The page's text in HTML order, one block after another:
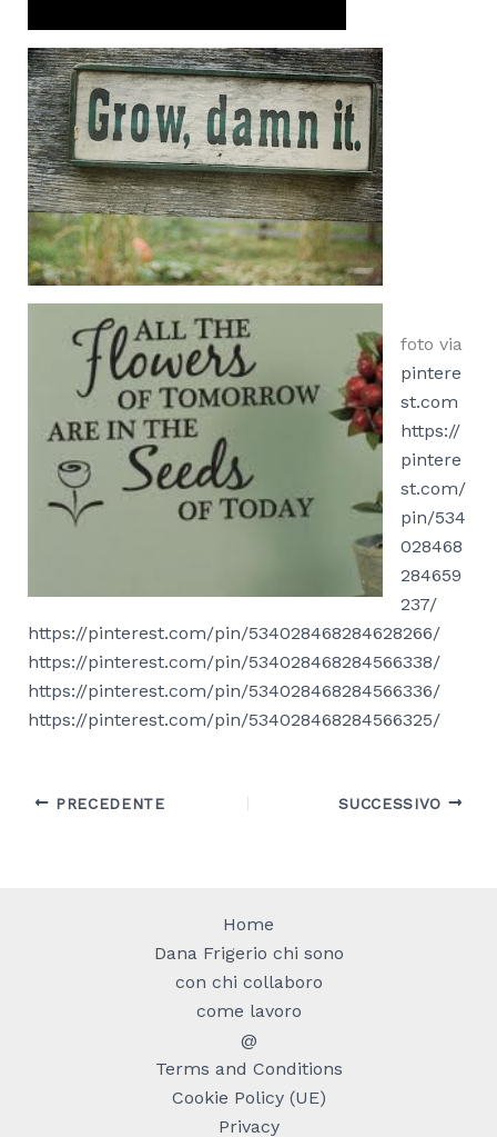
foto via
pintere
st.com
https://
pintere
st.com/
pin/534
028468
284659
237/
https://pinterest.com/pin/534028468284628266/
https://pinterest.com/pin/534028468284566338/
https://pinterest.com/pin/534028468284566336/
https://pinterest.com/pin/534028468284566325/
PRECEDENTE SUCCESSIVO
Home
Dana Frigerio chi sono
con chi collaboro
come lavoro
@
Terms and Conditions
Cookie Policy (UE)
Privacy